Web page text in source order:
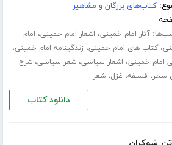
کتاب‌های بزرگان و مشاهیر
آثار امام خمینی، اشعار امام خمینی، امام
،کتاب های امام خمینی، زندگینامه امام خمینی،
امام خمینی، اشعار سیاسی،شعر سیاسی،شرح
سحر، فلسفه، غزل،شعر
دانلود کتاب